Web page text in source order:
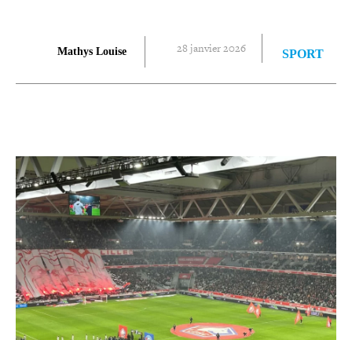
Mathys Louise 28 janvier 2026 SPORT